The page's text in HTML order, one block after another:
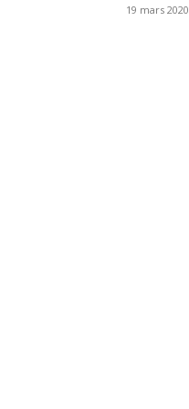
19 mars 2020